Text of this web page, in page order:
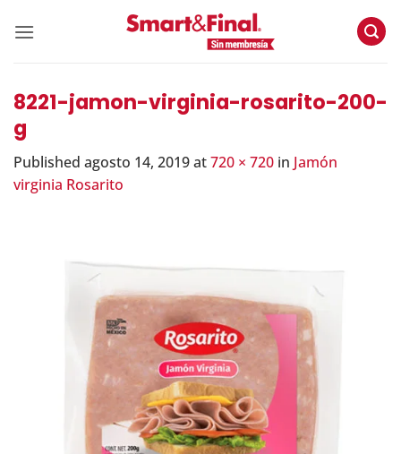
8221-jamon-virginia-rosarito-200-
g
Published agosto 14, 2019at720 × 720 in Jamón
virginia Rosarito